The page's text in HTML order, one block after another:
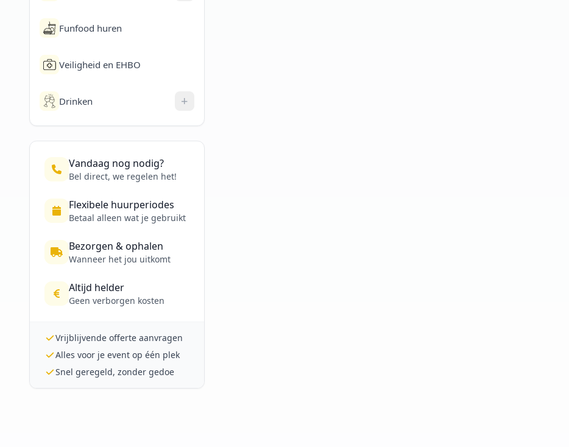
Funfood huren
Veiligheid en EHBO
Drinken +
Vandaag nog nodig?
Bel direct, we regelen het!
Flexibele huurperiodes
Betaal alleen wat je gebruikt
Bezorgen & ophalen
Wanneer het jou uitkomt
Altijd helder
Geen verborgen kosten
Vrijblijvende offerte aanvragen
Alles voor je event op één plek
Snel geregeld, zonder gedoe